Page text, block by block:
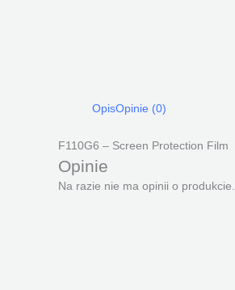
OpisOpinie (0)
F110G6 – Screen Protection Film
Opinie
Na razie nie ma opinii o produkcie.